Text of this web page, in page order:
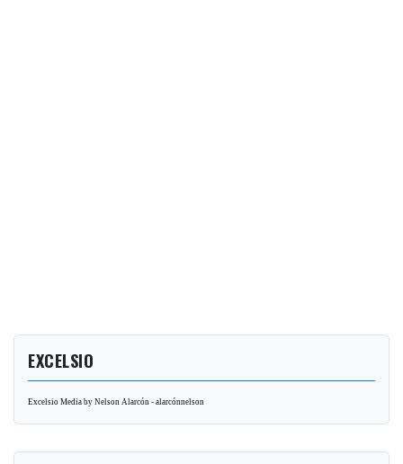
EXCELSIO
Excelsio Media by Nelson Alarcón - alarcónnelson